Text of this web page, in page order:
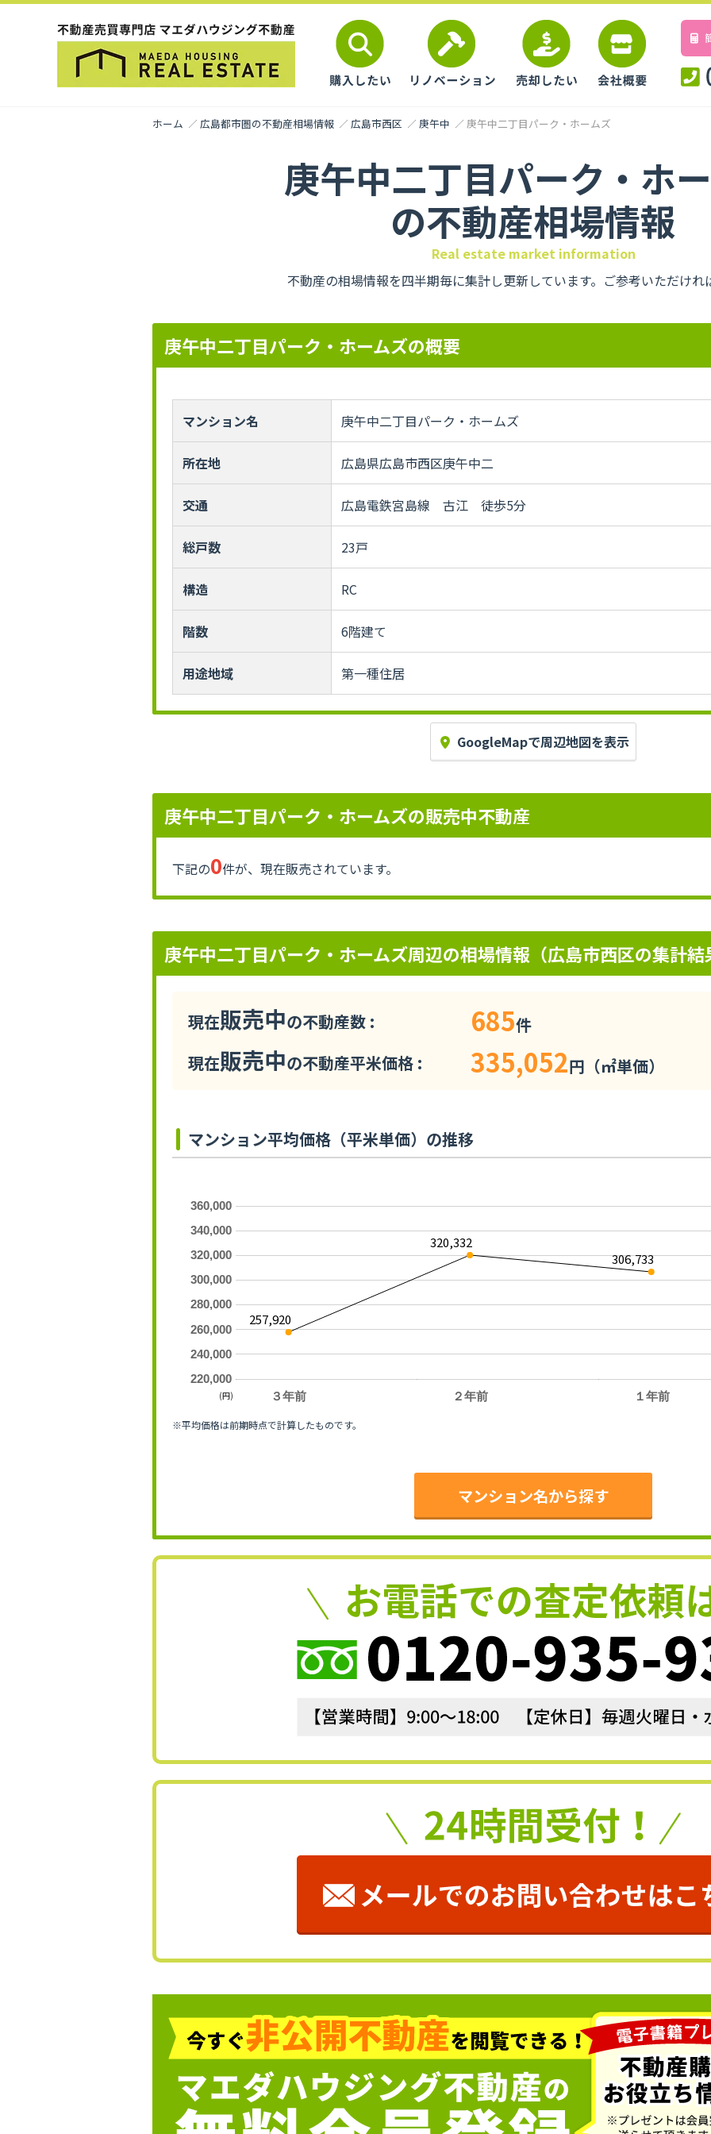
ホーム 広島都市圏の不動産相場情報 広島市西区 庚午中 庚午中二丁目パーク・ホームズ
庚午中二丁目パーク・ホ
の不動産相場情報
Real estate market information
不動産の相場情報を四半期毎に集計し更新しています。ご参考いただけれ
庚午中二丁目パーク・ホームズの概要
マンション名 庚午中二丁目パーク・ホームズ
所在地 広島県広島市西区庚午中二
交通 広島電鉄宮島線 古江 徒歩5分
総戸数 23戸
構造 RC
階数 6階建て
用途地域 第一種住居
GoogleMapで周辺地図を表示
庚午中二丁目パーク・ホームズの販売中不動産
下記の0件が、現在販売されています。
庚午中二丁目パーク・ホームズ周辺の相場情報（広島市西区の集計結
現在販売中の不動産数 : 685件
現在販売中の不動産平米価格 : 335,052円（㎡単価）
マンション平均価格（平米単価）の推移
３年前 ２年前 １年前
220,000
240,000
260,000
280,000
300,000
320,000
340,000
360,000
257,920
320,332
306,733
(円)
※平均価格は前期時点で計算したものです。
マンション名から探す